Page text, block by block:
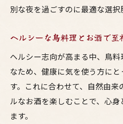
別な夜を過ごすのに最適な選択
ヘルシーな鳥料理とお酒で至
ヘルシー志向が高まる中、鳥
なため、健康に気を使う方に
す。これに合わせて、自然由
ルなお酒を楽しむことで、心
ます。